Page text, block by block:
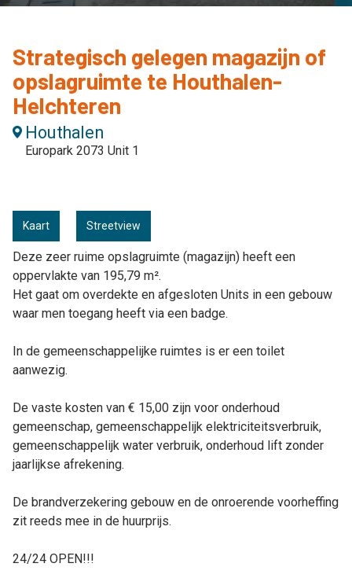
Strategisch gelegen magazijn of
opslagruimte te Houthalen-
Helchteren
Houthalen
Europark 2073 Unit 1
Kaart Streetview
Deze zeer ruime opslagruimte (magazijn) heeft een
oppervlakte van 195,79 m².
Het gaat om overdekte en afgesloten Units in een gebouw
waar men toegang heeft via een badge.
In de gemeenschappelijke ruimtes is er een toilet
aanwezig.
De vaste kosten van € 15,00 zijn voor onderhoud
gemeenschap, gemeenschappelijk elektriciteitsverbruik,
gemeenschappelijk water verbruik, onderhoud lift zonder
jaarlijkse afrekening.
De brandverzekering gebouw en de onroerende voorheffing
zit reeds mee in de huurprijs.
24/24 OPEN!!!